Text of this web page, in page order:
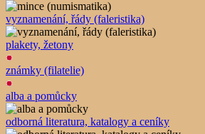
vyznamenání, řády (faleristika)
plakety, žetony
známky (filatelie)
alba a pomůcky
odborná literatura, katalogy a ceníky